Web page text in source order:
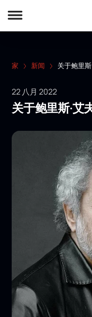
家 新闻 关于鲍里
22 八月 2022
关于鲍里斯·艾